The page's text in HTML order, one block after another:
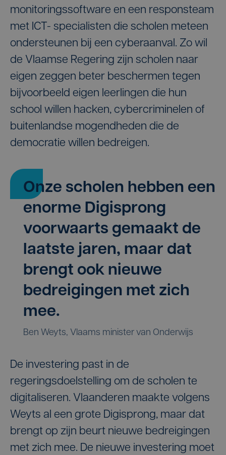
monitoringssoftware en een responsteam
met ICT- specialisten die scholen meteen
ondersteunen bij een cyberaanval. Zo wil
de Vlaamse Regering zijn scholen naar
eigen zeggen beter beschermen tegen
bijvoorbeeld eigen leerlingen die hun
school willen hacken, cybercriminelen of
buitenlandse mogendheden die de
democratie willen bedreigen.
Onze scholen hebben een
enorme Digisprong
voorwaarts gemaakt de
laatste jaren, maar dat
brengt ook nieuwe
bedreigingen met zich
mee.
Ben Weyts, Vlaams minister van Onderwijs
De investering past in de
regeringsdoelstelling om de scholen te
digitaliseren. Vlaanderen maakte volgens
Weyts al een grote Digisprong, maar dat
brengt op zijn beurt nieuwe bedreigingen
met zich mee. De nieuwe investering moet